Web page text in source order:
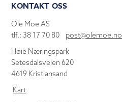
KONTAKT OSS
Ole Moe AS
tlf.: 38 17 70 80 post@olemoe.no
Høie Næringspark
Setesdalsveien 620
4619 Kristiansand
Kart